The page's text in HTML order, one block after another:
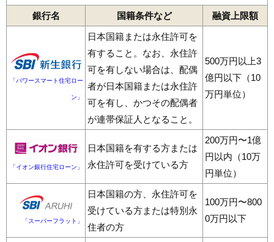
銀行名 国籍条件など 融資上限額
「パワースマート住宅ロー
ン」
日本国籍または永住許可を
有すること。なお、永住許
可を有しない場合は、配偶
者が日本国籍または永住許
可を有し、かつその配偶者
が連帯保証人となること。
500万円以上3
億円以下（10
万円単位）
「イオン銀行住宅ローン」
日本国籍を有する方または
永住許可を受けている方
200万円〜1億
円以内（10万
円単位）
「スーパーフラット」
日本国籍の方、永住許可を
受けている方または特別永
住者の方
100万円〜800
0万円以下